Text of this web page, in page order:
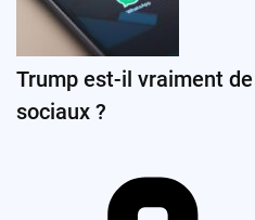
Trump est-il vraiment
sociaux ?